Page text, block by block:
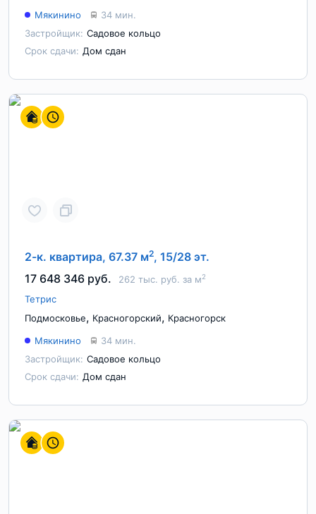
Мякинино
34 мин.
Застройщик: Садовое кольцо
Срок сдачи: Дом сдан
2-к. квартира, 67.37 м2, 15/28 эт.
17 648 346 руб.
262 тыс. руб. за м2
Тетрис
Подмосковье, Красногорский, Красногорск
Мякинино
34 мин.
Застройщик: Садовое кольцо
Срок сдачи: Дом сдан